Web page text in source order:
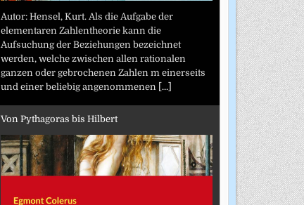
Autor: Hensel, Kurt. Als die Aufgabe der
elementaren Zahlentheorie kann die
Aufsuchung der Beziehungen bezeichnet
werden, welche zwischen allen rationalen
ganzen oder gebrochenen Zahlen m einerseits
und einer beliebig angenommenen [...]
Von Pythagoras bis Hilbert